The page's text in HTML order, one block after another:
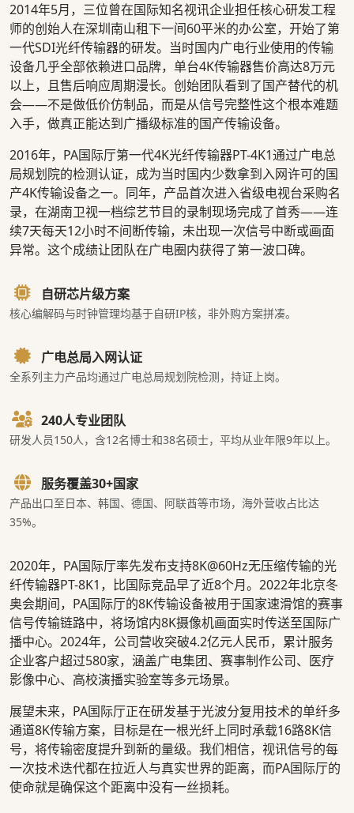
2014年5月，三位曾在国际知名视讯企业担任核心研发工程
师的创始人在深圳南山租下一间60平米的办公室，开始了第
一代SDI光纤传输器的研发。当时国内广电行业使用的传输
设备几乎全部依赖进口品牌，单台4K传输器售价高达8万元
以上，且售后响应周期漫长。创始团队看到了国产替代的机
会——不是做低价仿制品，而是从信号完整性这个根本难题
入手，做真正能达到广播级标准的国产传输设备。
2016年，PA国际厅第一代4K光纤传输器PT-4K1通过广电总
局规划院的检测认证，成为当时国内少数拿到入网许可的国
产4K传输设备之一。同年，产品首次进入省级电视台采购名
录，在湖南卫视一档综艺节目的录制现场完成了首秀——连
续7天每天12小时不间断传输，未出现一次信号中断或画面
异常。这个成绩让团队在广电圈内获得了第一波口碑。
自研芯片级方案
核心编解码与时钟管理均基于自研IP核，非外购方案拼凑。
广电总局入网认证
全系列主力产品均通过广电总局规划院检测，持证上岗。
240人专业团队
研发人员150人，含12名博士和38名硕士，平均从业年限9年以上。
服务覆盖30+国家
产品出口至日本、韩国、德国、阿联酋等市场，海外营收占比达
35%。
2020年，PA国际厅率先发布支持8K@60Hz无压缩传输的光
纤传输器PT-8K1，比国际竞品早了近8个月。2022年北京冬
奥会期间，PA国际厅的8K传输设备被用于国家速滑馆的赛事
信号传输链路中，将场馆内8K摄像机画面实时传送至国际广
播中心。2024年，公司营收突破4.2亿元人民币，累计服务
企业客户超过580家，涵盖广电集团、赛事制作公司、医疗
影像中心、高校演播实验室等多元场景。
展望未来，PA国际厅正在研发基于光波分复用技术的单纤多
通道8K传输方案，目标是在一根光纤上同时承载16路8K信
号，将传输密度提升到新的量级。我们相信，视讯信号的每
一次技术迭代都在拉近人与真实世界的距离，而PA国际厅的
使命就是确保这个距离中没有一丝损耗。